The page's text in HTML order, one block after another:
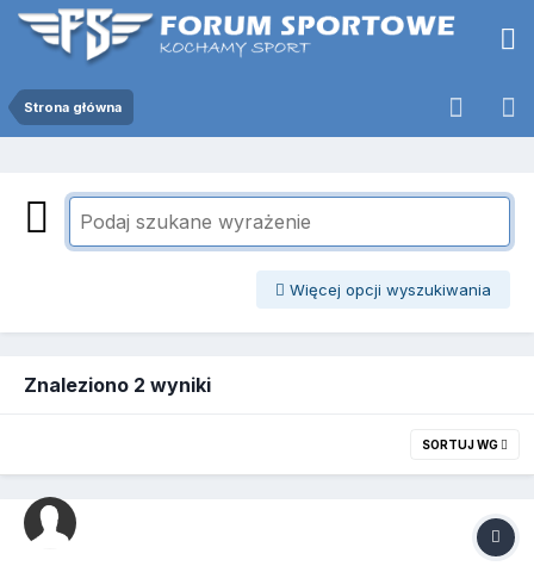
Strona główna
Więcej opcji wyszukiwania
Znaleziono 2 wyniki
SORTUJ WG